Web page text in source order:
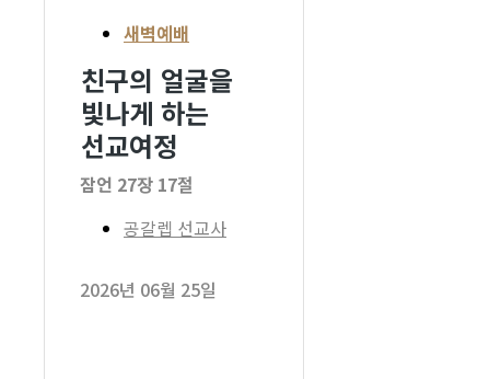
새벽예배
친구의 얼굴을
빛나게 하는
선교여정
잠언 27장 17절
공갈렙 선교사
2026년 06월 25일